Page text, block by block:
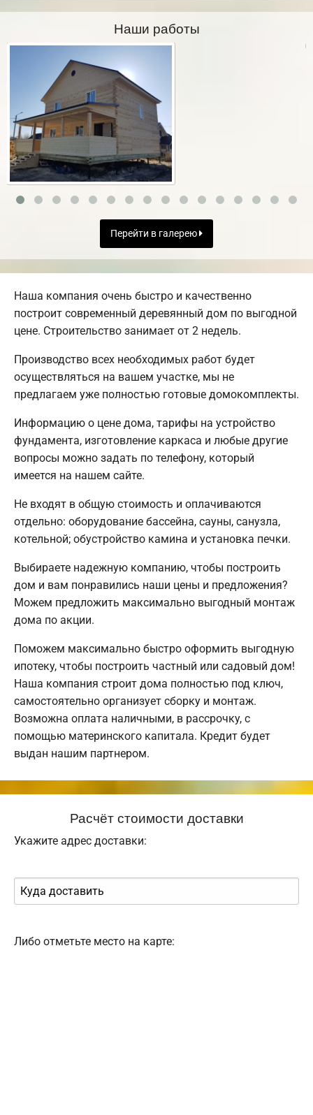
Наши работы
Перейти в галерею
Наша компания очень быстро и качественно
построит современный деревянный дом по выгодной
цене. Строительство занимает от 2 недель.
Производство всех необходимых работ будет
осуществляться на вашем участке, мы не
предлагаем уже полностью готовые домокомплекты.
Информацию о цене дома, тарифы на устройство
фундамента, изготовление каркаса и любые другие
вопросы можно задать по телефону, который
имеется на нашем сайте.
Не входят в общую стоимость и оплачиваются
отдельно: оборудование бассейна, сауны, санузла,
котельной; обустройство камина и установка печки.
Выбираете надежную компанию, чтобы построить
дом и вам понравились наши цены и предложения?
Можем предложить максимально выгодный монтаж
дома по акции.
Поможем максимально быстро оформить выгодную
ипотеку, чтобы построить частный или садовый дом!
Наша компания строит дома полностью под ключ,
самостоятельно организует сборку и монтаж.
Возможна оплата наличными, в рассрочку, с
помощью материнского капитала. Кредит будет
выдан нашим партнером.
Расчёт стоимости доставки
Укажите адрес доставки:
Либо отметьте место на карте: